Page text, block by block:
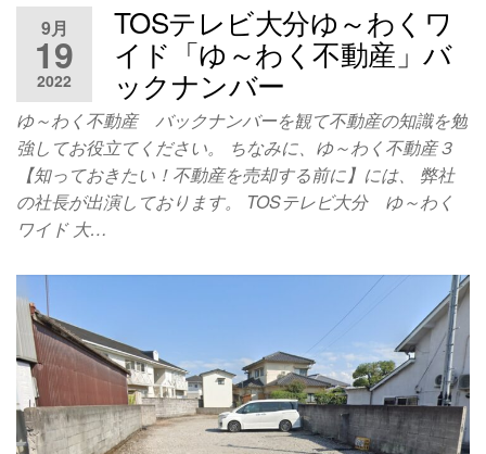
9月
19
2022
TOSテレビ大分ゆ～わくワ
イド「ゆ～わく不動産」バ
ックナンバー
ゆ～わく不動産 バックナンバーを観て不動産の知識を勉
強してお役立てください。 ちなみに、ゆ～わく不動産３
【知っておきたい！不動産を売却する前に】には、 弊社
の社長が出演しております。 TOSテレビ大分 ゆ～わく
ワイド 大…